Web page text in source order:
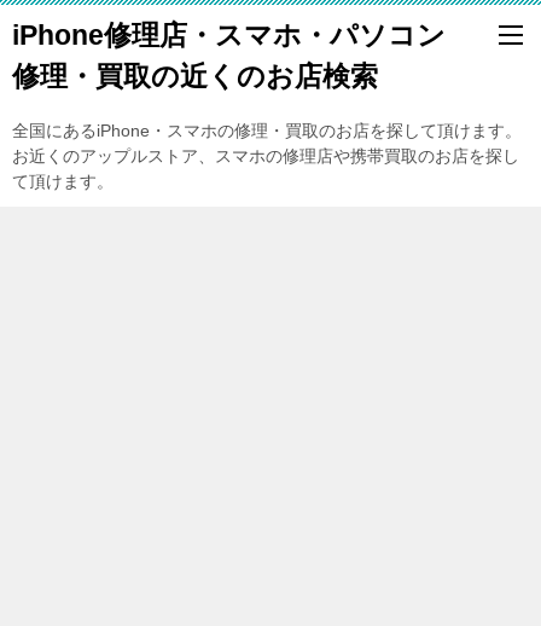
iPhone修理店・スマホ・パソコン
修理・買取の近くのお店検索
全国にあるiPhone・スマホの修理・買取のお店を探して頂けます。
お近くのアップルストア、スマホの修理店や携帯買取のお店を探し
て頂けます。